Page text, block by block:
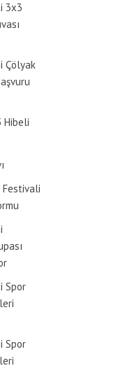
3x3
Çölyak
Hibeli
Festivali
Spor
Spor